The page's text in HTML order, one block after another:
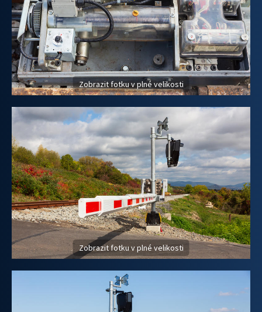
Zobrazit fotku v plné velikosti
Zobrazit fotku v plné velikosti